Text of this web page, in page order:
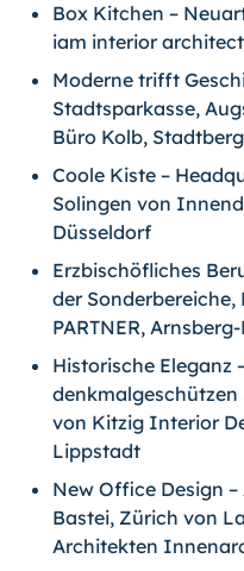
Box Kitchen –
iam interior
Moderne trifft
Stadtsparkasse,
Büro Kolb,
Coole Kiste –
Solingen von
Düsseldorf
Erzbischöfliches
der Sonderbereiche,
PARTNER,
Historische Eleganz
denkmalgeschützen
von Kitzig Interior
Lippstadt
New Office Design
Bastei, Zürich von
Architekten